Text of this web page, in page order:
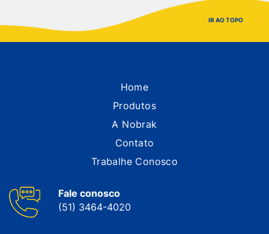
IR AO TOPO
Home
Produtos
A Nobrak
Contato
Trabalhe Conosco
Fale conosco
(51) 3464-4020